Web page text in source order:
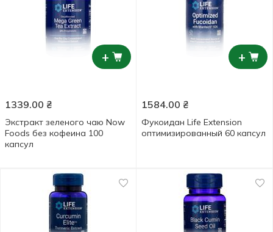
+
1339.00 ₴
Экстракт зеленого чаю Now
Foods без кофеина 100
капсул
+
1584.00 ₴
Фукоидан Life Extension
оптимизированный 60 капсул